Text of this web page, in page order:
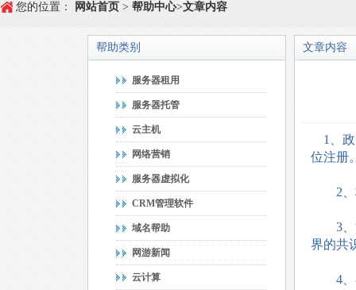
您的位置： 网站首页 > 帮助中心>文章内容
帮助类别
服务器租用
服务器托管
云主机
网络营销
服务器虚拟化
CRM管理软件
域名帮助
网游新闻
云计算
文章内容
1、政
位注册
2、权
3、法
界的共
4、在